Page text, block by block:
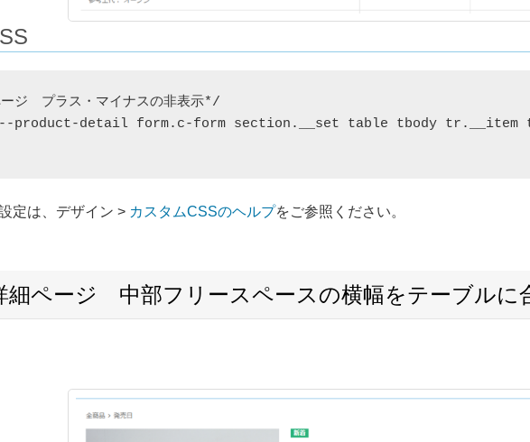
ジ　プラス・マイナスの非表示*/
product-detail form.c-form section.__set table tbody
定は、デザイン > カスタムCSSのヘルプをご参照ください。
細ページ 中部フリースペースの横幅をテーブルに